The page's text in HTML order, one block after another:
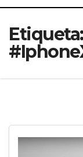
Etiqueta: